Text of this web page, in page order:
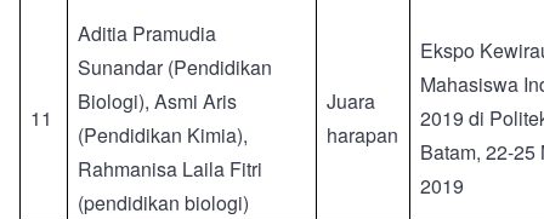
11
Aditia Pramudia
Sunandar (Pendidikan
Biologi), Asmi Aris
(Pendidikan Kimia),
Rahmanisa Laila Fitri
(pendidikan biologi)
Juara
harapan
Ekspo
Mahasiswa
2019 di
Batam, 22-25
2019